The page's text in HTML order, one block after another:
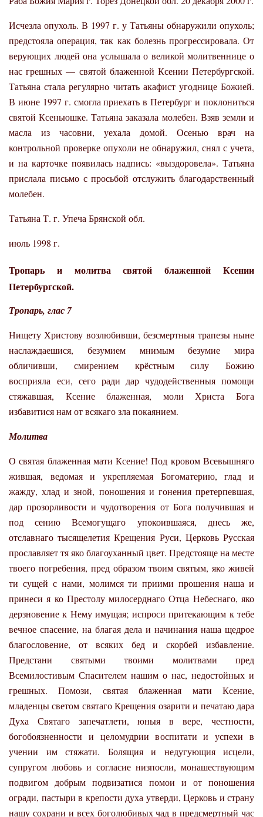
Исчезла опухоль. В 1997 г. у Татьяны обнаружили опухоль;
предстояла операция, так как болезнь прогрессировала. От
верующих людей она услышала о великой молитвеннице о
нас грешных — святой блаженной Ксении Петербургской.
Татьяна стала регулярно читать акафист угоднице Божией.
В июне 1997 г. смогла приехать в Петербург и поклониться
святой Ксеньюшке. Татьяна заказала молебен. Взяв земли и
масла из часовни, уехала домой. Осенью врач на
контрольной проверке опухоли не обнаружил, снял с учета,
и на карточке появилась надпись: «выздоровела». Татьяна
прислала письмо с просьбой отслужить благодарственный
молебен.
Татьяна Т. г. Упеча Брянской обл.
июль 1998 г.
Тропарь и молитва святой блаженной Ксении
Петербургской.
Тропарь, глас 7
Нищету Христову возлюбивши, безсмертныя трапезы ныне
наслаждаешися, безумием мнимым безумие мира
обличивши, смирением крёстным силу Божию
восприяла еси, сего ради дар чудодейственныя помощи
стяжавшая, Ксение блаженная, моли Христа Бога
избавитися нам от всякаго зла покаянием.
Молитва
О святая блаженная мати Ксение! Под кровом Всевышняго
жившая, ведомая и укрепляемая Богоматерию, глад и
жажду, хлад и зной, поношения и гонения претерпевшая,
дар прозорливости и чудотворения от Бога получившая и
под сению Всемогущаго упокоившаяся, днесь же,
отславнаго тысящелетия Крещения Руси, Церковь Русская
прославляет тя яко благоуханный цвет. Предстояще на месте
твоего погребения, пред образом твоим святым, яко живей
ти сущей с нами, молимся ти приими прошения наша и
принеси я ко Престолу милосерднаго Отца Небеснаго, яко
дерзновение к Нему имущая; испроси притекающим к тебе
вечное спасение, на благая дела и начинания наша щедрое
благословение, от всяких бед и скорбей избавление.
Предстани святыми твоими молитвами пред
Всемилостивым Спасителем нашим о нас, недостойных и
грешных. Помози, святая блаженная мати Ксение,
младенцы светом святаго Крещения озарити и печатаю дара
Духа Святаго запечатлети, юныя в вере, честности,
богобоязненности и целомудрии воспитати и успехи в
учении им стяжати. Болящия и недугующия исцели,
супругом любовь и согласие низпосли, монашествующим
подвигом добрым подвизатися помои и от поношения
огради, пастыри в крепости духа утверди, Церковь и страну
нашу сохрани и всех боголюбивых чад в предсмертный час